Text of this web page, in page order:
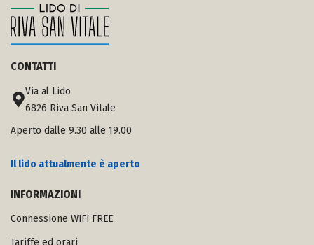
CONTATTI
Via al Lido
6826 Riva San Vitale
Aperto dalle 9.30 alle 19.00
Il lido attualmente è aperto
INFORMAZIONI
Connessione WIFI FREE